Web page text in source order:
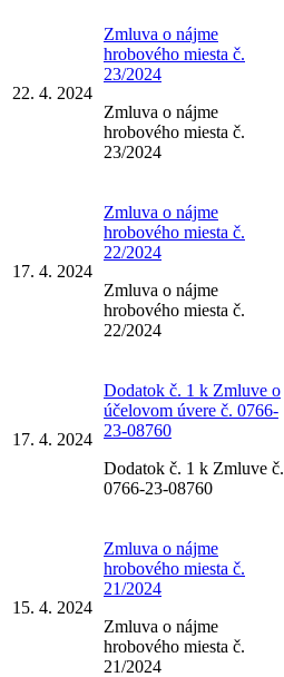
22. 4. 2024
Zmluva o nájme
hrobového miesta č.
23/2024
Zmluva o nájme
hrobového miesta č.
23/2024
17. 4. 2024
Zmluva o nájme
hrobového miesta č.
22/2024
Zmluva o nájme
hrobového miesta č.
22/2024
17. 4. 2024
Dodatok č. 1 k Zmluve o
účelovom úvere č. 0766-
23-08760
Dodatok č. 1 k Zmluve č.
0766-23-08760
15. 4. 2024
Zmluva o nájme
hrobového miesta č.
21/2024
Zmluva o nájme
hrobového miesta č.
21/2024